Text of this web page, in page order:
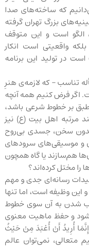
که ساخته‌های صدا
بزرگ تهران گرفته
است و این متوقف
واقعیتی است انکار
در تولید این برنامه
تناسب - که لازمه‌ی هنرِ
اگر فرض کنیم همه آنچه
بر خطوط شرعی باشد،
مرتبه اهل بیت (ع) نیز
سخن، جسدی بی‌روح
و موسیقی‌های سرودهای
هم‌سازند یا گاه همچون
را مختل کرده‌اند؟
رسانه‌ای جدی و مهم
وظیفه است، اما تنها
شدن به آن سوی خطوط
و حفظ ماهیت معنوی
أُرِيدُ أَنْ أُعْبَدَ مِنْ حَيْثُ
متعالی، نمی‌توان عالم